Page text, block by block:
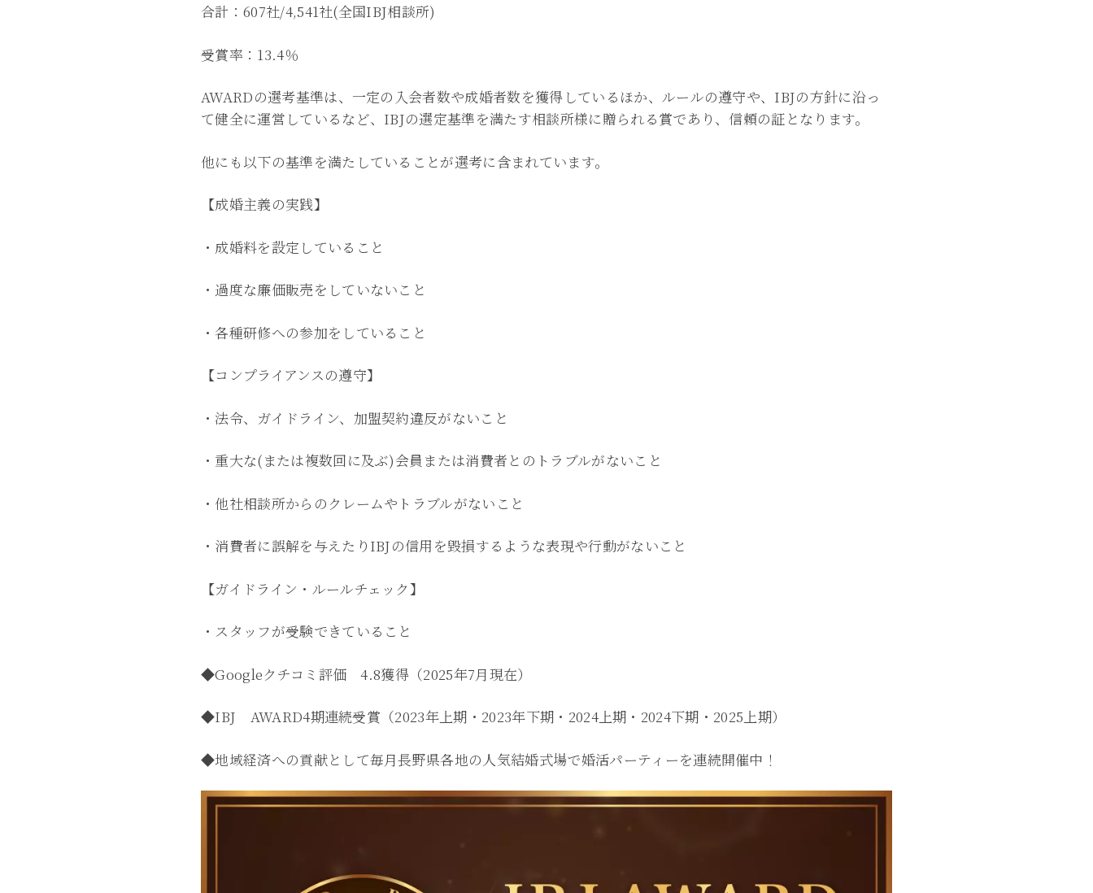
合計：607社/4,541社(全国IBJ相談所)
受賞率：13.4％
AWARDの選考基準は、一定の入会者数や成婚者数を獲得しているほか、ルールの遵守や、IBJの方針に沿っ
て健全に運営しているなど、IBJの選定基準を満たす相談所様に贈られる賞であり、信頼の証となります。
他にも以下の基準を満たしていることが選考に含まれています。
【成婚主義の実践】
・成婚料を設定していること
・過度な廉価販売をしていないこと
・各種研修への参加をしていること
【コンプライアンスの遵守】
・法令、ガイドライン、加盟契約違反がないこと
・重大な(または複数回に及ぶ)会員または消費者とのトラブルがないこと
・他社相談所からのクレームやトラブルがないこと
・消費者に誤解を与えたりIBJの信用を毀損するような表現や行動がないこと
【ガイドライン・ルールチェック】
・スタッフが受験できていること
◆Googleクチコミ評価 4.8獲得（2025年7月現在）
◆IBJ AWARD4期連続受賞（2023年上期・2023年下期・2024上期・2024下期・2025上期）
◆地域経済への貢献として毎月長野県各地の人気結婚式場で婚活パーティーを連続開催中！